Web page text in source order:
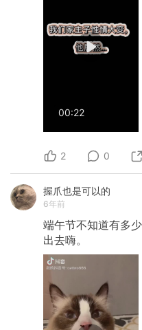
00:22
2 0
握爪也是可以的
6年前
端午节不知道有多
出去嗨。